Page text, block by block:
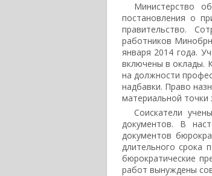
Министерство
постановления о
правительство.
работников
января 2014 года.
включены в оклады.
на должности
надбавки. Право
материальной точки
Соискатели
документов. В
документов
длительного срока
бюрократические
работ вынуждены